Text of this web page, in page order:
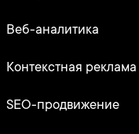
Веб-аналитика
Контекстная реклама
SEO-продвижение